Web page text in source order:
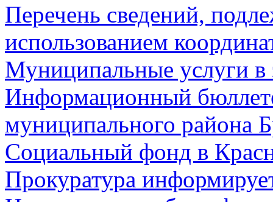
Перечень сведений,
использованием
Муниципальные услуги в
Информационный
муниципального района
Социальный фонд в
Прокуратура